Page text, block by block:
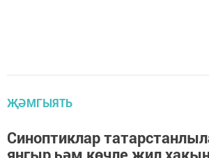
ҖӘМГЫЯТЬ
Синоптиклар